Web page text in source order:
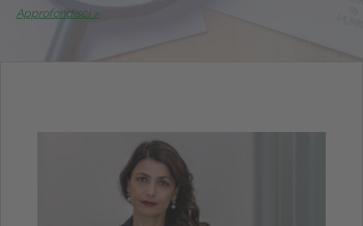
Approfondisci >